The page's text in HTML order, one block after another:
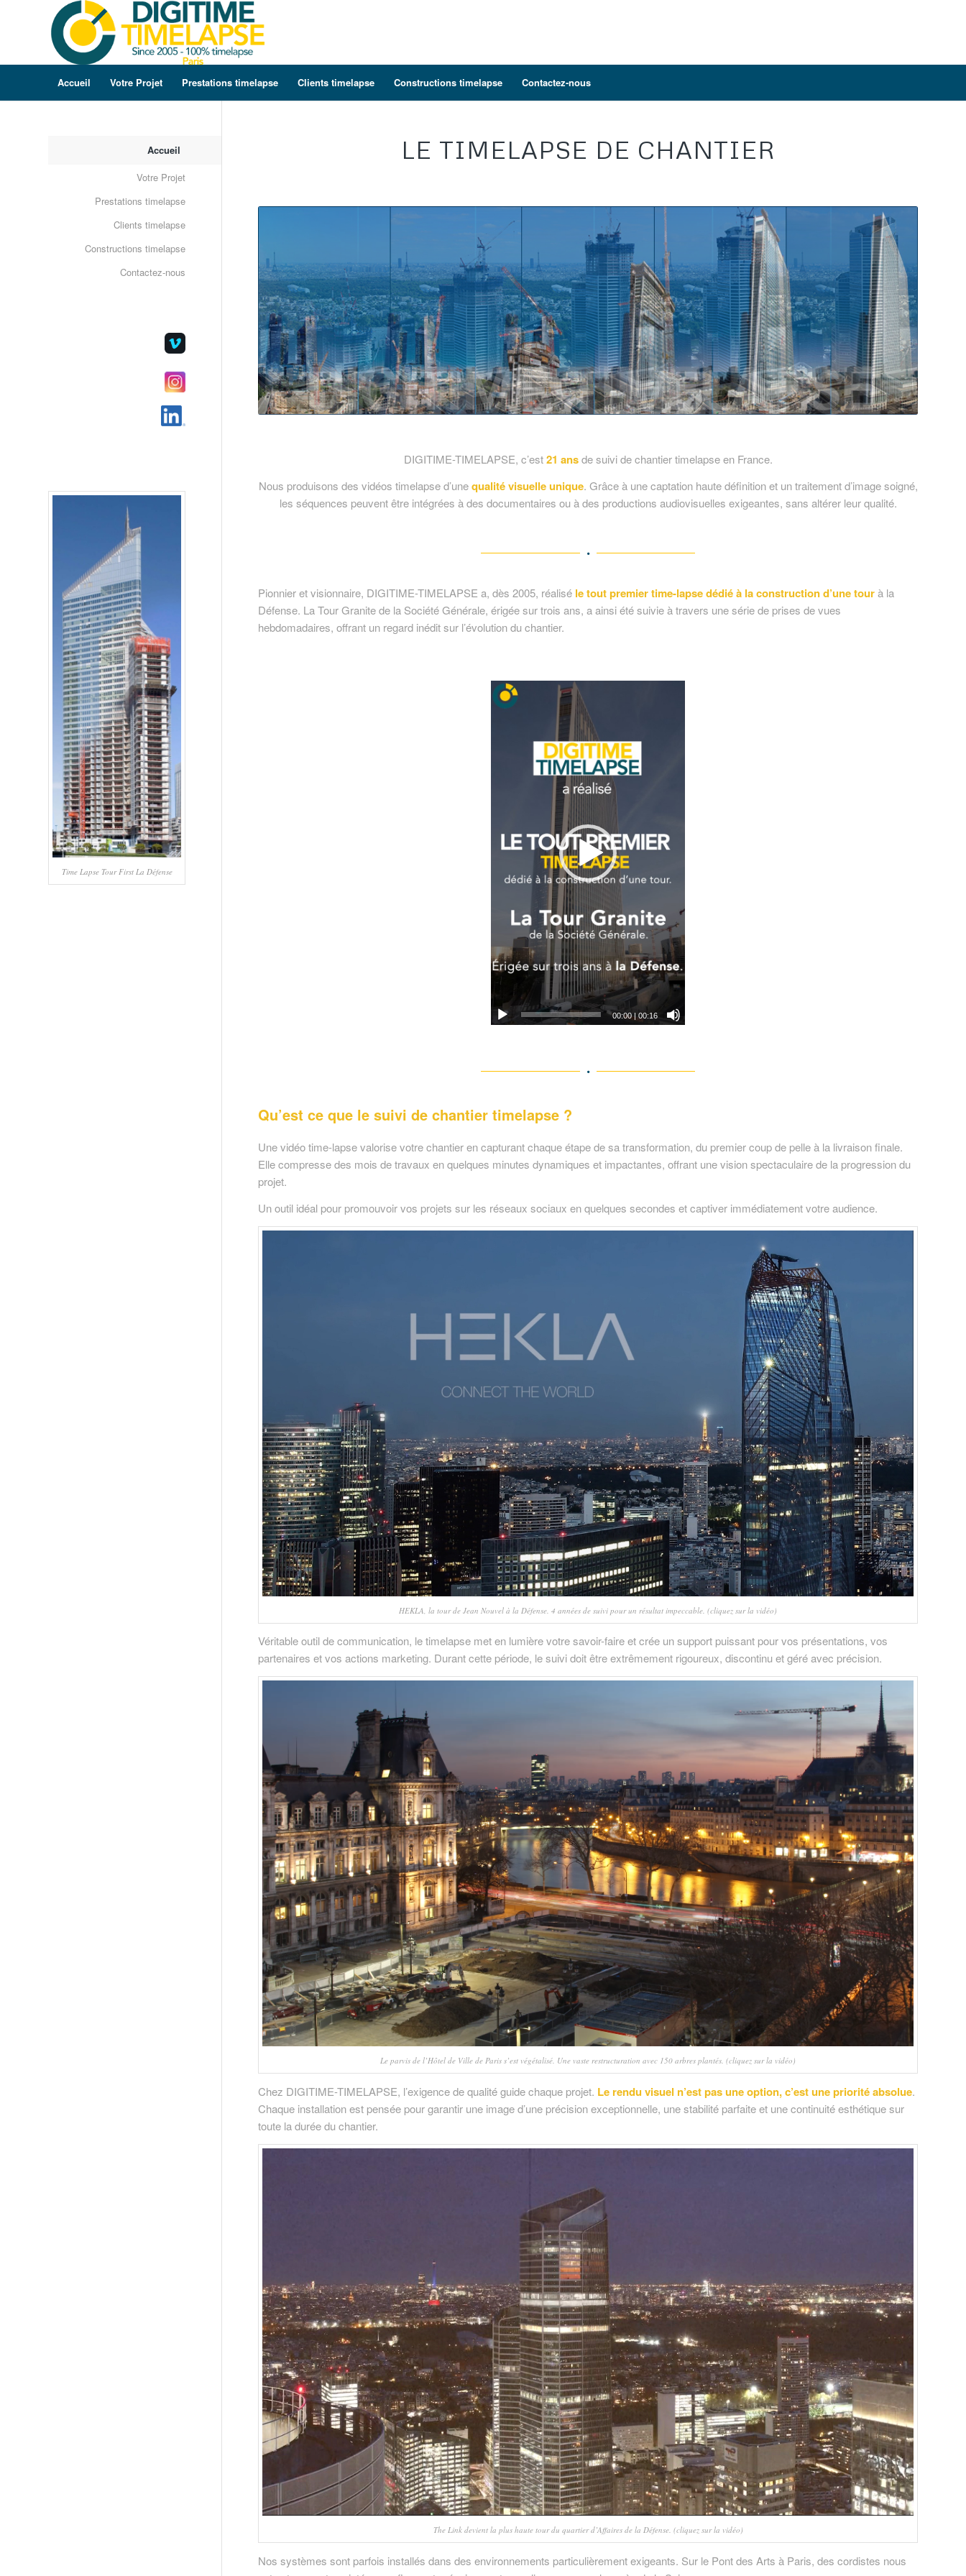
Accueil Votre Projet Prestations timelapse Clients timelapse Constructions timelapse Contactez-nous
LE TIMELAPSE DE CHANTIER
DIGITIME-TIMELAPSE, c’est21 ansde suivi de chantier timelapse en France.
Nous produisons des vidéos timelapse d’unequalité visuelle unique. Grâce à une captation haute définition et un traitement d’image soigné,
les séquences peuvent être intégrées à des documentaires ou à des productions audiovisuelles exigeantes, sans altérer leur qualité.
Pionnier et visionnaire, DIGITIME-TIMELAPSE a, dès 2005, réalisé le tout premier time-lapse dédié à la construction d’une tourà la
Défense. LaTour Granitede la Société Générale, érigée sur trois ans, a ainsi été suivie à travers une série de prises de vues
hebdomadaires, offrant un regard inédit sur l’évolution du chantier.
00:00| 00:16
Qu’est ce que le suivi de chantier timelapse ?
Une vidéo time-lapse valorise votre chantier en capturant chaque étape de sa transformation, du premier coup de pelle à la livraison finale.
Elle compresse des mois de travaux en quelques minutes dynamiques et impactantes, offrant une vision spectaculaire de la progression du
projet.
Un outil idéal pour promouvoir vos projets sur les réseaux sociaux en quelques secondes et captiver immédiatement votre audience.
HEKLA, la tour de Jean Nouvel à la Défense. 4 années de suivi pour un résultat impeccable. (cliquez sur la vidéo)
Véritable outil de communication, le timelapse met en lumière votre savoir-faire et crée un support puissant pour vos présentations, vos
partenaires et vos actions marketing. Durant cette période, le suivi doit être extrêmement rigoureux, discontinu et géré avec précision.
Le parvis de l’Hôtel de Ville de Paris s’est végétalisé. Une vaste restructuration avec 150 arbres plantés. (cliquez sur la vidéo)
Chez DIGITIME-TIMELAPSE, l’exigence de qualité guide chaque projet. Le rendu visuel n’est pas une option, c’est une priorité absolue.
Chaque installation est pensée pour garantir une image d’une précision exceptionnelle, une stabilité parfaite et une continuité esthétique sur
toute la durée du chantier.
The Link devient la plus haute tour du quartier d’Affaires de la Défense. (cliquez sur la vidéo)
Nos systèmes sont parfois installés dans des environnements particulièrement exigeants. Sur le Pont des Arts à Paris, des cordistes nous
Accueil
Votre Projet
Prestations timelapse
Clients timelapse
Constructions timelapse
Contactez-nous
Time Lapse Tour First La Défense